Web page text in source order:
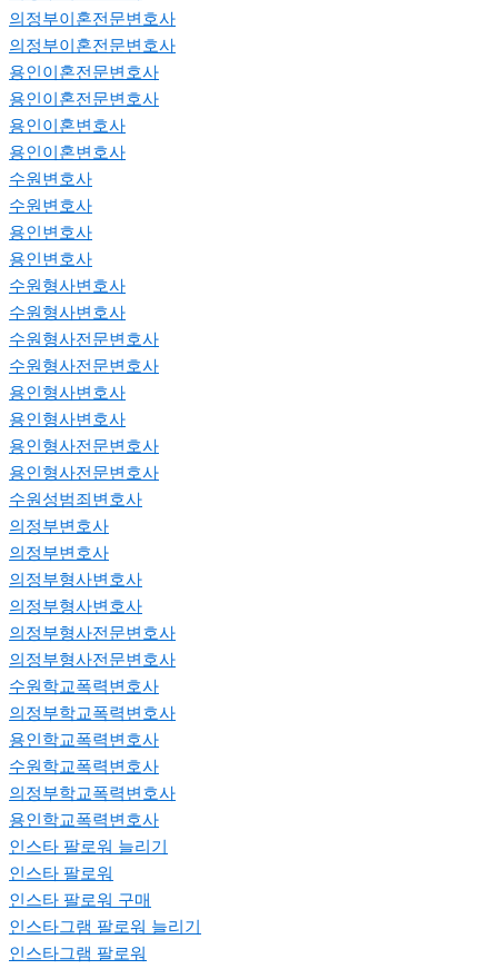
의정부이혼전문변호사
의정부이혼전문변호사
용인이혼전문변호사
용인이혼전문변호사
용인이혼변호사
용인이혼변호사
수원변호사
수원변호사
용인변호사
용인변호사
수원형사변호사
수원형사변호사
수원형사전문변호사
수원형사전문변호사
용인형사변호사
용인형사변호사
용인형사전문변호사
용인형사전문변호사
수원성범죄변호사
의정부변호사
의정부변호사
의정부형사변호사
의정부형사변호사
의정부형사전문변호사
의정부형사전문변호사
수원학교폭력변호사
의정부학교폭력변호사
용인학교폭력변호사
수원학교폭력변호사
의정부학교폭력변호사
용인학교폭력변호사
인스타 팔로워 늘리기
인스타 팔로워
인스타 팔로워 구매
인스타그램 팔로워 늘리기
인스타그램 팔로워